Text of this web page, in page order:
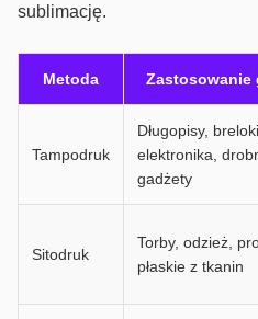
sublimację.
Metoda Zastosowanie
Tampodruk
Długopisy, breloki,
elektronika,
gadżety
Sitodruk
Torby, odzież,
płaskie z tkanin